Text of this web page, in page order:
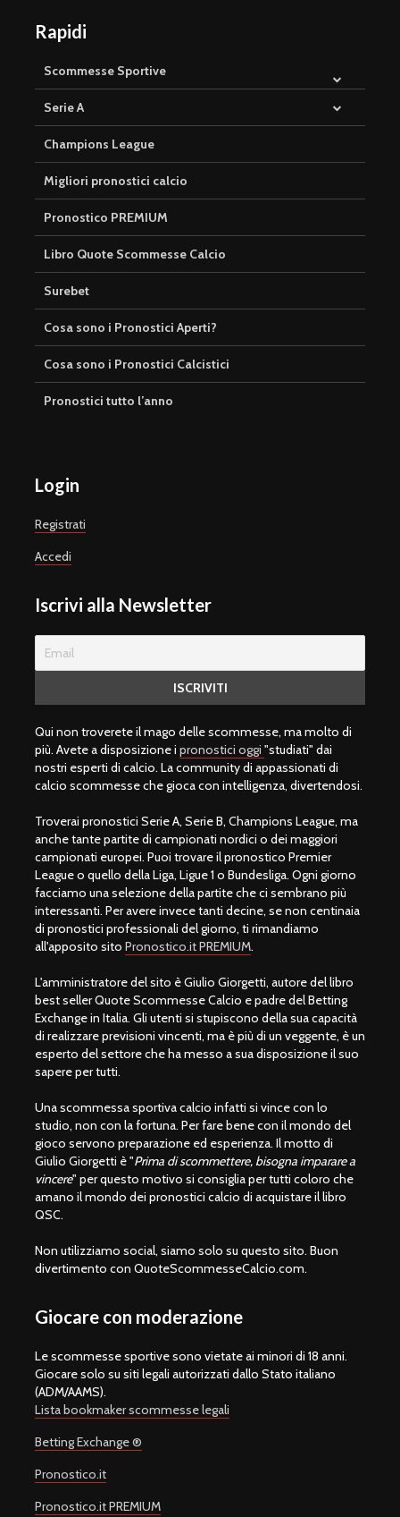
Rapidi
Scommesse Sportive
Serie A
Champions League
Migliori pronostici calcio
Pronostico PREMIUM
Libro Quote Scommesse Calcio
Surebet
Cosa sono i Pronostici Aperti?
Cosa sono i Pronostici Calcistici
Pronostici tutto l’anno
Login
Registrati
Accedi
Iscrivi alla Newsletter
Qui non troverete il mago delle scommesse, ma molto di
più. Avete a disposizione i pronostici oggi "studiati" dai
nostri esperti di calcio. La community di appassionati di
calcio scommesse che gioca con intelligenza, divertendosi.
Troverai pronostici Serie A, Serie B, Champions League, ma
anche tante partite di campionati nordici o dei maggiori
campionati europei. Puoi trovare il pronostico Premier
League o quello della Liga, Ligue 1 o Bundesliga. Ogni giorno
facciamo una selezione della partite che ci sembrano più
interessanti. Per avere invece tanti decine, se non centinaia
di pronostici professionali del giorno, ti rimandiamo
all'apposito sito Pronostico.it PREMIUM.
L'amministratore del sito è Giulio Giorgetti, autore del libro
best seller Quote Scommesse Calcio e padre del Betting
Exchange in Italia. Gli utenti si stupiscono della sua capacità
di realizzare previsioni vincenti, ma è più di un veggente, è un
esperto del settore che ha messo a sua disposizione il suo
sapere per tutti.
Una scommessa sportiva calcio infatti si vince con lo
studio, non con la fortuna. Per fare bene con il mondo del
gioco servono preparazione ed esperienza. Il motto di
Giulio Giorgetti è "Prima di scommettere, bisogna imparare a
vincere" per questo motivo si consiglia per tutti coloro che
amano il mondo dei pronostici calcio di acquistare il libro
QSC.
Non utilizziamo social, siamo solo su questo sito. Buon
divertimento con QuoteScommesseCalcio.com.
Giocare con moderazione
Le scommesse sportive sono vietate ai minori di 18 anni.
Giocare solo su siti legali autorizzati dallo Stato italiano
(ADM/AAMS).
Lista bookmaker scommesse legali
Betting Exchange ®
Pronostico.it
Pronostico.it PREMIUM